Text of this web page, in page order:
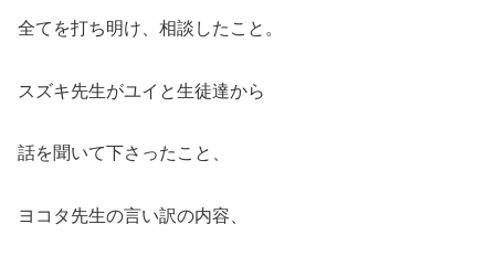
全てを打ち明け、相談したこと。
スズキ先生がユイと生徒達から
話を聞いて下さったこと、
ヨコタ先生の言い訳の内容、